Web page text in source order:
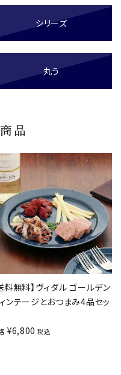
シリーズ
丸う
品
料無料】ヴィダル ゴールデン
ンテージとおつまみ4品セッ
¥6,800 税込